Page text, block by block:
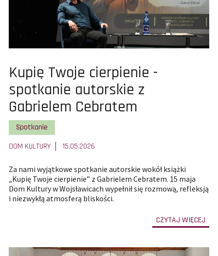
Pokaż
całą
treść
artykułu:
Kupię Twoje cierpienie -
spotkanie autorskie z
Gabrielem Cebratem
Pokaż wszystkie artykuły z kategorii
Spotkanie
DOM KULTURY
15.05.2026
Za nami wyjątkowe spotkanie autorskie wokół książki
„Kupię Twoje cierpienie” z Gabrielem Cebratem. 15 maja
Dom Kultury w Wojsławicach wypełnił się rozmową, refleksją
i niezwykłą atmosferą bliskości.
CZYTAJ WIĘCEJ
do